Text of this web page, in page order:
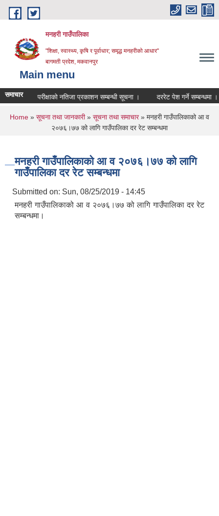
Skip to main content
मनहरी गाउँपालिका
"शिक्षा, स्वास्थ्य, कृषि र पूर्वाधार; समृद्ध मनहरीको आधार"
बागमती प्रदेश, मकवानपुर
Main menu
समाचार
लिखित परीक्षाको नतिजा प्रकाशन सम्बन्धी सूचना । दररेट पेश गर्ने सम्बन्धमा ।
You are here
Home » सूचना तथा जानकारी» सूचना तथा समाचार» मनहरी गाउँपालिकाको आ व
२०७६।७७ को लागि गाउँपालिका दर रेट सम्बन्धमा
मनहरी गाउँपालिकाको आ व २०७६।७७ को लागि
गाउँपालिका दर रेट सम्बन्धमा
Submitted on: Sun, 08/25/2019 - 14:45
मनहरी गाउँपालिकाको आ व २०७६।७७ को लागि गाउँपालिका दर रेट
सम्बन्धमा।